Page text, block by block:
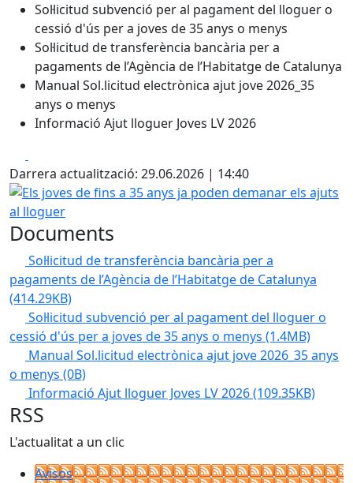
Sol·licitud subvenció per al pagament del lloguer o
cessió d'ús per a joves de 35 anys o menys
Sol·licitud de transferència bancària per a
pagaments de l’Agència de l’Habitatge de Catalunya
Manual Sol.licitud electrònica ajut jove 2026_35
anys o menys
Informació Ajut lloguer Joves LV 2026
Darrera actualització: 29.06.2026 | 14:40
Els joves de fins a 35 anys ja poden demanar els ajuts al
Documents
Sol·licitud de transferència bancària per a
pagaments de l’Agència de l’Habitatge de Catalunya
(414.29KB)
Sol·licitud subvenció per al pagament del lloguer o
cessió d'ús per a joves de 35 anys o menys (1.4MB)
Manual Sol.licitud electrònica ajut jove 2026_35 anys
o menys (0B)
Informació Ajut lloguer Joves LV 2026(109.35KB)
RSS
L'actualitat a un clic
Avisos